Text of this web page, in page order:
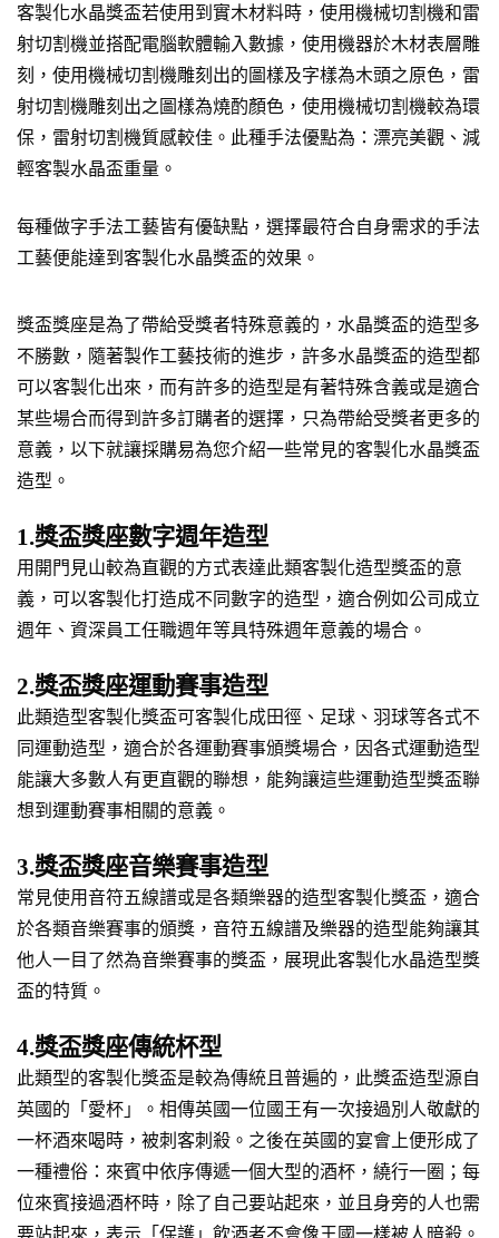
客製化水晶獎盃若使用到實木材料時，使用機械切割機和雷
射切割機並搭配電腦軟體輸入數據，使用機器於木材表層雕
刻，使用機械切割機雕刻出的圖樣及字樣為木頭之原色，雷
射切割機雕刻出之圖樣為燒酌顏色，使用機械切割機較為環
保，雷射切割機質感較佳。此種手法優點為：漂亮美觀、減
輕客製水晶盃重量。
每種做字手法工藝皆有優缺點，選擇最符合自身需求的手法
工藝便能達到客製化水晶獎盃的效果。
獎盃獎座是為了帶給受獎者特殊意義的，水晶獎盃的造型多
不勝數，隨著製作工藝技術的進步，許多水晶獎盃的造型都
可以客製化出來，而有許多的造型是有著特殊含義或是適合
某些場合而得到許多訂購者的選擇，只為帶給受獎者更多的
意義，以下就讓採購易為您介紹一些常見的客製化水晶獎盃
造型。
1.獎盃獎座數字週年造型
用開門見山較為直觀的方式表達此類客製化造型獎盃的意
義，可以客製化打造成不同數字的造型，適合例如公司成立
週年、資深員工任職週年等具特殊週年意義的場合。
2.獎盃獎座運動賽事造型
此類造型客製化獎盃可客製化成田徑、足球、羽球等各式不
同運動造型，適合於各運動賽事頒獎場合，因各式運動造型
能讓大多數人有更直觀的聯想，能夠讓這些運動造型獎盃聯
想到運動賽事相關的意義。
3.獎盃獎座音樂賽事造型
常見使用音符五線譜或是各類樂器的造型客製化獎盃，適合
於各類音樂賽事的頒獎，音符五線譜及樂器的造型能夠讓其
他人一目了然為音樂賽事的獎盃，展現此客製化水晶造型獎
盃的特質。
4.獎盃獎座傳統杯型
此類型的客製化獎盃是較為傳統且普遍的，此獎盃造型源自
英國的「愛杯」。相傳英國一位國王有一次接過別人敬獻的
一杯酒來喝時，被刺客刺殺。之後在英國的宴會上便形成了
一種禮俗：來賓中依序傳遞一個大型的酒杯，繞行一圈；每
位來賓接過酒杯時，除了自己要站起來，並且身旁的人也需
要站起來，表示「保護」飲酒者不會像王國一樣被人暗殺。